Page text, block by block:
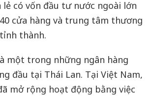
lẻ có vốn đầu tư nước ngoài lớn
cửa hàng và trung tâm thương
thành.
một trong những ngân hàng
đầu tại Thái Lan. Tại Việt Nam,
mở rộng hoạt động bằng việc